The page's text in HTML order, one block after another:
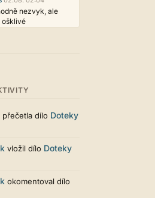
nezvyk, ale
ošklivé
jde vidět,
do chatu je
v pořádku,
varianta nového
místech
prvky příliš velké
upravit místním
je styl dobře
přečetla dílo Doteky
vložil dílo Doteky
okomentoval dílo